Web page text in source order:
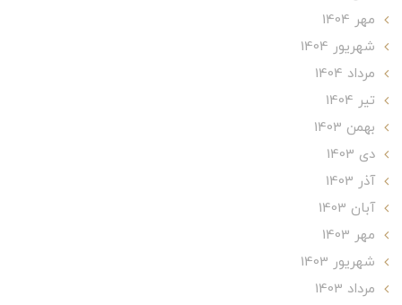
مهر 1404
شهریور 1404
مرداد 1404
تير 1404
بهمن 1403
دی 1403
آذر 1403
آبان 1403
مهر 1403
شهریور 1403
مرداد 1403